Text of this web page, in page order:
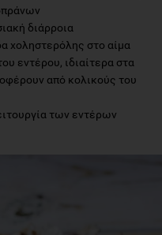
διάρροια
χοληστερόλης στο αίμα
εντέρου, ιδιαίτερα στα
από κολικούς του
των εντέρων